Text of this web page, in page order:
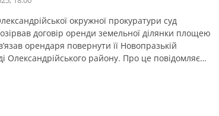
окружної прокуратури суд
договір оренди земельної ділянки площею
орендаря повернути її Новопразькій
Олександрійського району. Про це повідомляє